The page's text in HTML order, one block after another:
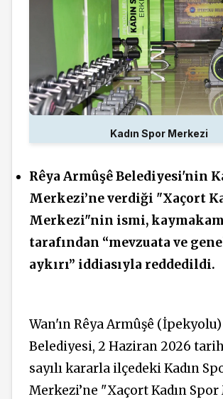
Kadın Spor Merkezi
Rêya Armûşê Belediyesi'nin
Merkezi’ne verdiği "Xaçort
Merkezi"nin ismi,
tarafından “mevzuata ve
aykırı” iddiasıyla reddedildi.
Wan'ın Rêya Armûşê (İpekyolu)
Belediyesi, 2 Haziran 2026
sayılı kararla ilçedeki Kadın
Merkezi’ne "Xaçort Kadın